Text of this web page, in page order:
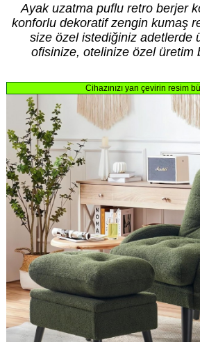
Ayak uzatma puflu retro berjer
konforlu dekoratif zengin kumaş
size özel istediğiniz adetlerde
ofisinize, otelinize özel üretim
Cihazınızı yan çevirin resim